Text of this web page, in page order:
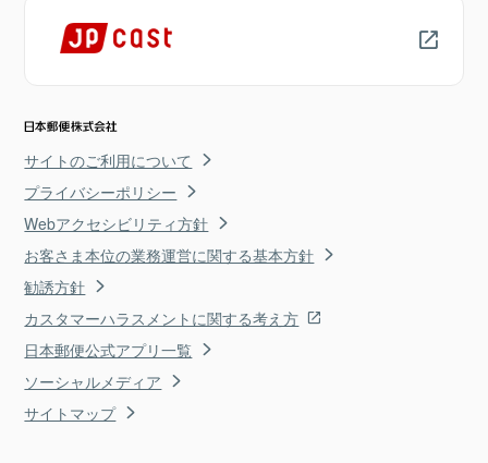
サイトのご利用について
プライバシーポリシー
Webアクセシビリティ方針
お客さま本位の業務運営に関する基本方針
勧誘方針
カスタマーハラスメントに関する考え方
日本郵便公式アプリ一覧
ソーシャルメディア
サイトマップ